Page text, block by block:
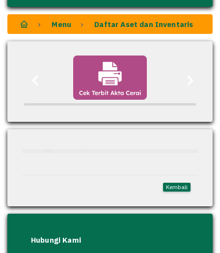
Menu Daftar Aset dan Inventaris
Kembali
Hubungi Kami